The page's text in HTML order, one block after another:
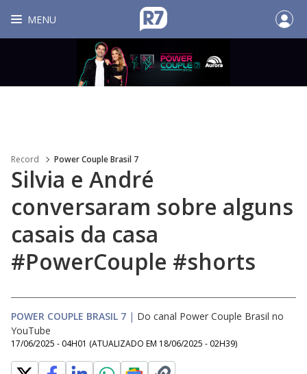
MENU
Record Power Couple Brasil 7
Silvia e André
conversaram sobre alguns
casais da casa
#PowerCouple #shorts
POWER COUPLE BRASIL 7 | Do canal Power Couple Brasil no
YouTube
17/06/2025 - 04H01 (ATUALIZADO EM 18/06/2025 - 02H39)